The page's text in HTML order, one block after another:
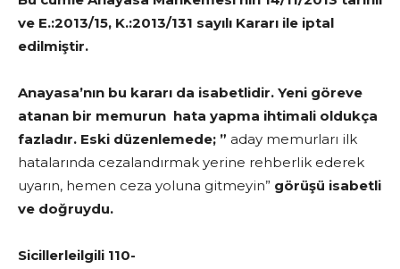
ve E.:2013/15, K.:2013/131 sayılı Kararı ile iptal
edilmiştir.
Anayasa’nın bu kararı da isabetlidir. Yeni göreve
atanan bir memurun hata yapma ihtimali oldukça
fazladır. Eski düzenlemede; ” aday memurları ilk
hatalarında cezalandırmak yerine rehberlik ederek
uyarın, hemen ceza yoluna gitmeyin” görüşü isabetli
ve doğruydu.
Sicillerleilgili 110-